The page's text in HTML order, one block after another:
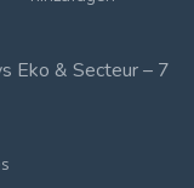
Eko & Secteur – 7